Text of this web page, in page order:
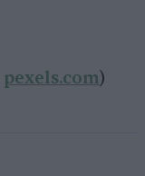
pexels.com)